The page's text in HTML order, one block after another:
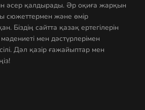
әсер қалдырады. Әр оқиға жарқын
сюжеттермен және өмір
Біздің сайтта қазақ ертегілерін
мен дәстүрлерімен
Дәл қазір ғажайыптар мен